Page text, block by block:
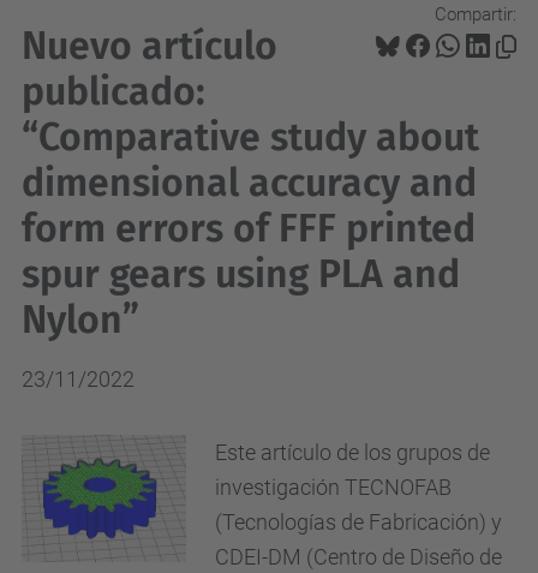
Compartir:
Nuevo artículo
publicado:
“Comparative study about
dimensional accuracy and
form errors of FFF printed
spur gears using PLA and
Nylon”
23/11/2022
Este artículo de los grupos de
investigación TECNOFAB
(Tecnologías de Fabricación) y
CDEI-DM (Centro de Diseño de